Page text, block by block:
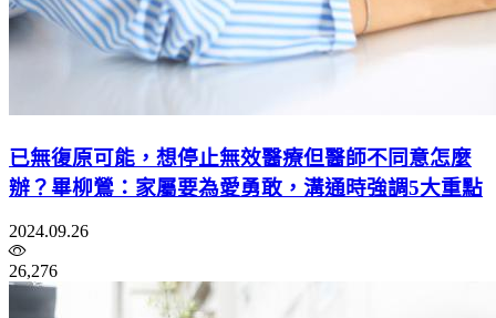
已無復原可能，想停止無效醫療但醫師不同意怎麼
辦？畢柳鶯：家屬要為愛勇敢，溝通時強調5大重點
2024.09.26
26,276